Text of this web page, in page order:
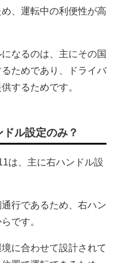
、運転中の利便性が高
なるのは、主にその国
ためであり、ドライバ
するためです。
ル設定のみ？
は、主に右ハンドル設
行であるため、右ハン
です。
に合わせて設計されて